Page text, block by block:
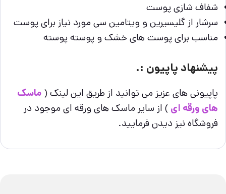
شفاف شازی پوست
سرشار از گلیسیرین و ویتامین سی مورد نیاز برای پوست
مناسب برای پوست های خشک و پوسته پوسته
پیشنهاد پاپیون :.
پاپیونی های عزیز می توانید از طریق این لینک ( ماسک
های ورقه ای ) از سایر ماسک های ورقه ای موجود در
فروشگاه نیز دیدن فرمایید.